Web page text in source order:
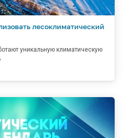
лесоклиматический
уникальную климатическую